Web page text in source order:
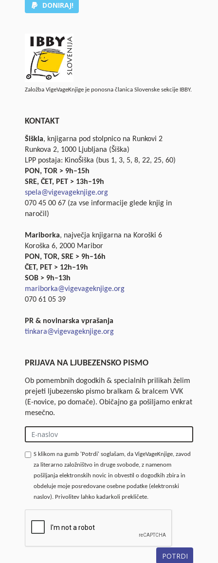
DONIRAJ!
Založba VigeVageKnjige je ponosna članica Slovenske sekcije IBBY.
KONTAKT
Šiškla, knjigarna pod stolpnico na Runkovi 2
Runkova 2, 1000 Ljubljana (Šiška)
LPP postaja: KinoŠiška (bus 1, 3, 5, 8, 22, 25, 60)
PON, TOR > 9h–15h
SRE, ČET, PET > 13h–19h
spela@vigevageknjige.org
070 45 00 67 (za vse informacije glede knjig in
naročil)
Mariborka, največja knjigarna na Koroški 6
Koroška 6, 2000 Maribor
PON, TOR, SRE > 9h–16h
ČET, PET > 12h–19h
SOB > 9h–13h
mariborka@vigevageknjige.org
070 61 05 39
PR & novinarska vprašanja
tinkara@vigevageknjige.org
PRIJAVA NA LJUBEZENSKO PISMO
Ob pomembnih dogodkih & specialnih prilikah želim
prejeti ljubezensko pismo bralkam & bralcem VVK
(E-novice, po domače). Običajno ga pošiljamo enkrat
mesečno.
S klikom na gumb 'Potrdi' soglašam, da VigeVageKnjige, zavod
za literarno založništvo in druge svobode, z namenom
pošiljanja elektronskih novic in obvestil o dogodkih zbira in
obdeluje moje posredovane osebne podatke (elektronski
naslov). Privolitev lahko kadarkoli prekličete.
POTRDI